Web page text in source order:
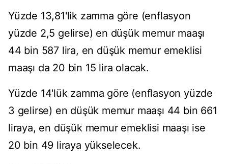
Yüzde 13,81'lik zamma göre (enflasyon
yüzde 2,5 gelirse) en düşük memur maaşı
44 bin 587 lira, en düşük memur emeklisi
maaşı da 20 bin 15 lira olacak.
Yüzde 14'lük zamma göre (enflasyon yüzde
3 gelirse) en düşük memur maaşı 44 bin 661
liraya, en düşük memur emeklisi maaşı ise
20 bin 49 liraya yükselecek.